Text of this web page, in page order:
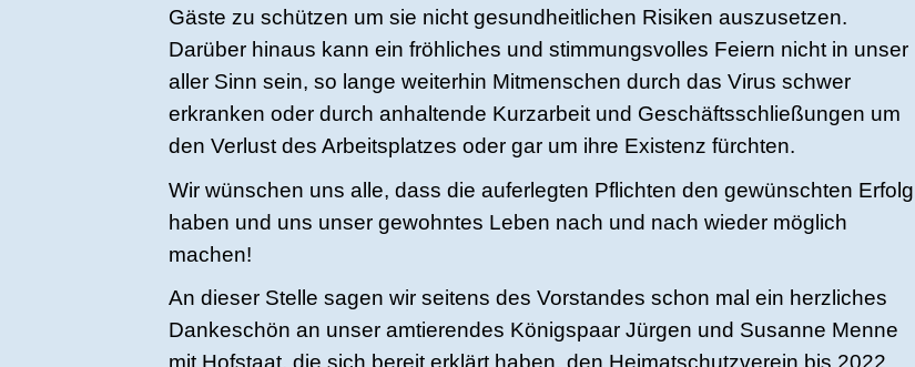
Gäste zu schützen um sie nicht gesundheitlichen Risiken auszusetzen.
Darüber hinaus kann ein fröhliches und stimmungsvolles Feiern nicht in unser
aller Sinn sein, so lange weiterhin Mitmenschen durch das Virus schwer
erkranken oder durch anhaltende Kurzarbeit und Geschäftsschließungen um
den Verlust des Arbeitsplatzes oder gar um ihre Existenz fürchten.
Wir wünschen uns alle, dass die auferlegten Pflichten den gewünschten Erfolg
haben und uns unser gewohntes Leben nach und nach wieder möglich
machen!
An dieser Stelle sagen wir seitens des Vorstandes schon mal ein herzliches
Dankeschön an unser amtierendes Königspaar Jürgen und Susanne Menne